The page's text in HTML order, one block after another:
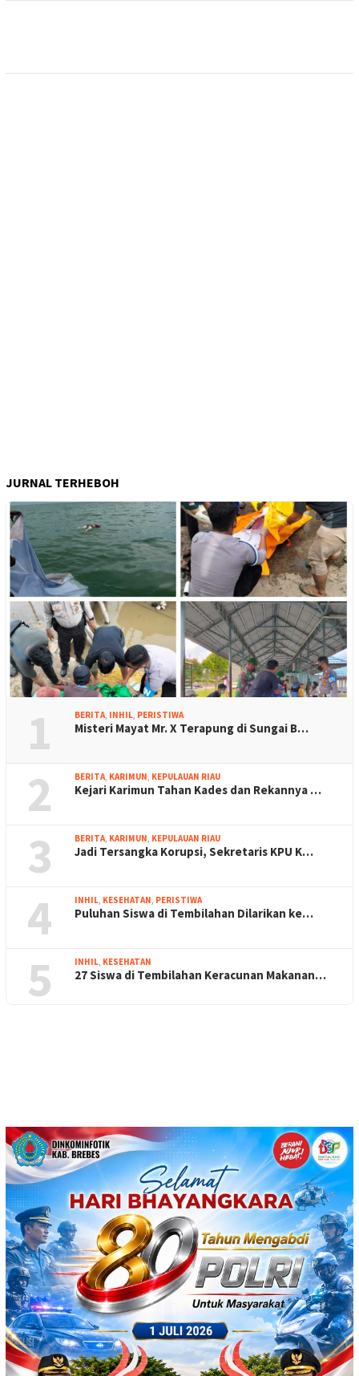
JURNAL TERHEBOH
1 BERITA, INHIL, PERISTIWA
Misteri Mayat Mr. X Terapung di Sungai B…
2 BERITA, KARIMUN, KEPULAUAN RIAU
Kejari Karimun Tahan Kades dan Rekannya …
3 BERITA, KARIMUN, KEPULAUAN RIAU
Jadi Tersangka Korupsi, Sekretaris KPU K…
4 INHIL, KESEHATAN, PERISTIWA
Puluhan Siswa di Tembilahan Dilarikan ke…
5 INHIL, KESEHATAN
27 Siswa di Tembilahan Keracunan Makanan…